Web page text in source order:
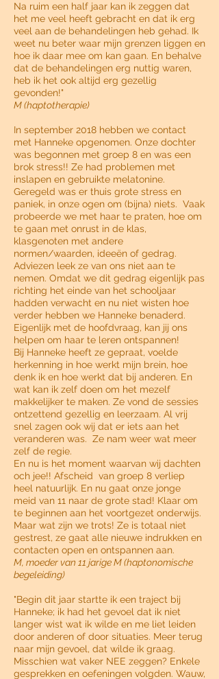
Na ruim een half jaar kan ik zeggen dat
het me veel heeft gebracht en dat ik erg
veel aan de behandelingen heb gehad. Ik
weet nu beter waar mijn grenzen liggen en
hoe ik daar mee om kan gaan. En behalve
dat de behandelingen erg nuttig waren,
heb ik het ook altijd erg gezellig
gevonden!"
M (haptotherapie)
In september 2018 hebben we contact
met Hanneke opgenomen. Onze dochter
was begonnen met groep 8 en was een
brok stress!! Ze had problemen met
inslapen en gebruikte melatonine.
Geregeld was er thuis grote stress en
paniek, in onze ogen om (bijna) niets. Vaak
probeerde we met haar te praten, hoe om
te gaan met onrust in de klas,
klasgenoten met andere
normen/waarden, ideeën of gedrag.
Adviezen leek ze van ons niet aan te
nemen. Omdat we dit gedrag eigenlijk pas
richting het einde van het schooljaar
hadden verwacht en nu niet wisten hoe
verder hebben we Hanneke benaderd.
Eigenlijk met de hoofdvraag, kan jij ons
helpen om haar te leren ontspannen!
Bij Hanneke heeft ze gepraat, voelde
herkenning in hoe werkt mijn brein, hoe
denk ik en hoe werkt dat bij anderen. En
wat kan ik zelf doen om het mezelf
makkelijker te maken. Ze vond de sessies
ontzettend gezellig en leerzaam. Al vrij
snel zagen ook wij dat er iets aan het
veranderen was. Ze nam weer wat meer
zelf de regie.
En nu is het moment waarvan wij dachten
och jee!! Afscheid van groep 8 verliep
heel natuurlijk. En nu gaat onze jonge
meid van 11 naar de grote stad! Klaar om
te beginnen aan het voortgezet onderwijs.
Maar wat zijn we trots! Ze is totaal niet
gestrest, ze gaat alle nieuwe indrukken en
contacten open en ontspannen aan.
M, moeder van 11 jarige M (haptonomische
begeleiding)
"Begin dit jaar startte ik een traject bij
Hanneke; ik had het gevoel dat ik niet
langer wist wat ik wilde en me liet leiden
door anderen of door situaties. Meer terug
naar mijn gevoel, dat wilde ik graag.
Misschien wat vaker NEE zeggen? Enkele
gesprekken en oefeningen volgden. Wauw,